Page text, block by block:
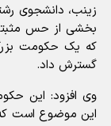
زینب، دانشجوی
بخشی از حس
که یک حکومت
گسترش داد.
وی افزود: این
این موضوع است